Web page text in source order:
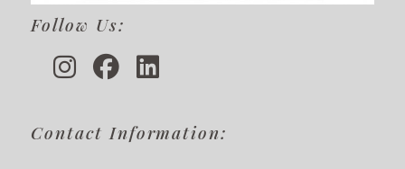
Follow Us:
Contact Information: